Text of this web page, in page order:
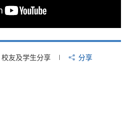
校友及学生分享 分享